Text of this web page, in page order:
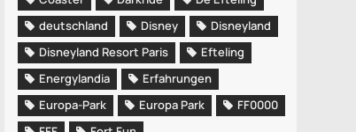
deutschland
Disney
Disneyland
Disneyland Resort Paris
Efteling
Energylandia
Erfahrungen
Europa-Park
Europa Park
FF0000